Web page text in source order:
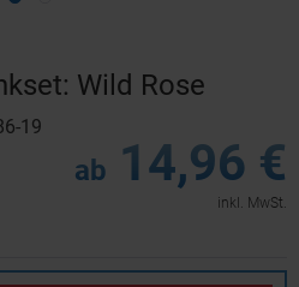
Wild Rose
19
ab 14,96 €
inkl. MwSt.